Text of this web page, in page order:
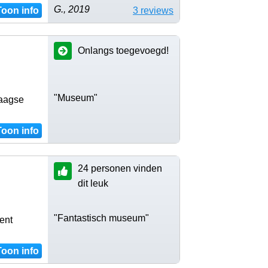
info G., 2019 3 reviews
info
Onlangs toegevoegd!
"Museum"
info
24 personen vinden
dit leuk
"Fantastisch museum"